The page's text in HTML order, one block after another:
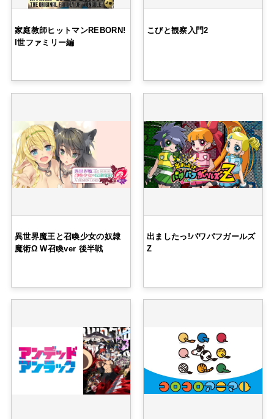
家庭教師ヒットマンREBORN!
I世ファミリー編
こびと観察入門2
異世界魔王と召喚少女の奴隷
魔術Ω W召喚ver 後半戦
出ましたっ!パワパフガールズ
Z